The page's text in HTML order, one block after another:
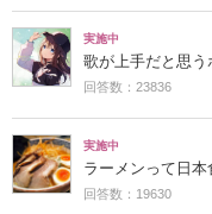
実施中
歌が上手だと思う
回答数：23836
実施中
ラーメンって日本
回答数：19630